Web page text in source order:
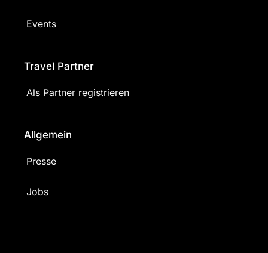
Events
Travel Partner
Als Partner registrieren
Allgemein
Presse
Jobs